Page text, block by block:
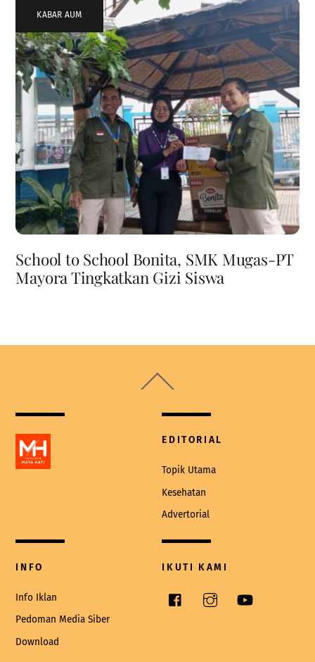
KABAR AUM
School to School Bonita, SMK Mugas-PT
Mayora Tingkatkan Gizi Siswa
To
EDITORIAL
Topik Utama
Kesehatan
Advertorial
INFO
Info Iklan
Pedoman Media Siber
Download
IKUTI KAMI
Facebook